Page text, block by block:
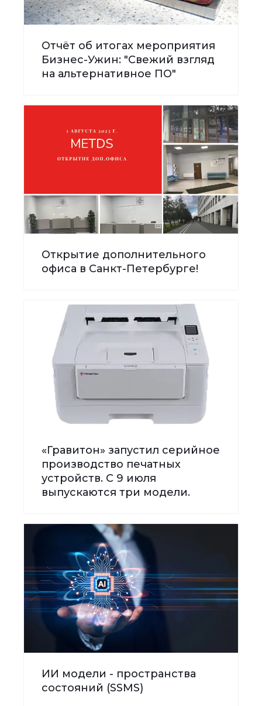
Отчёт об итогах мероприятия
Бизнес-Ужин: "Свежий взгляд
на альтернативное ПО"
Открытие дополнительного
офиса в Санкт-Петербурге!
«Гравитон» запустил серийное
производство печатных
устройств. С 9 июля
выпускаются три модели.
ИИ модели - пространства
состояний (SSMS)